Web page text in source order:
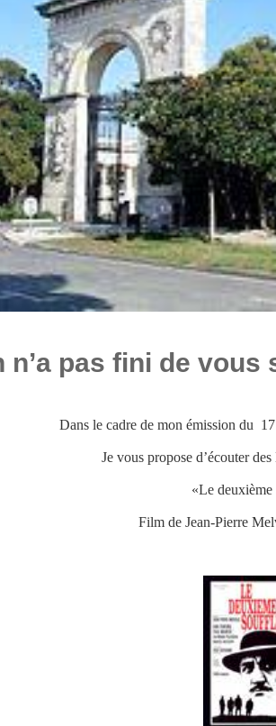
n’a pas fini de vous
Dans le cadre de mon émission du
Je vous propose d’écouter
«Le
Film de Jean-Pierre